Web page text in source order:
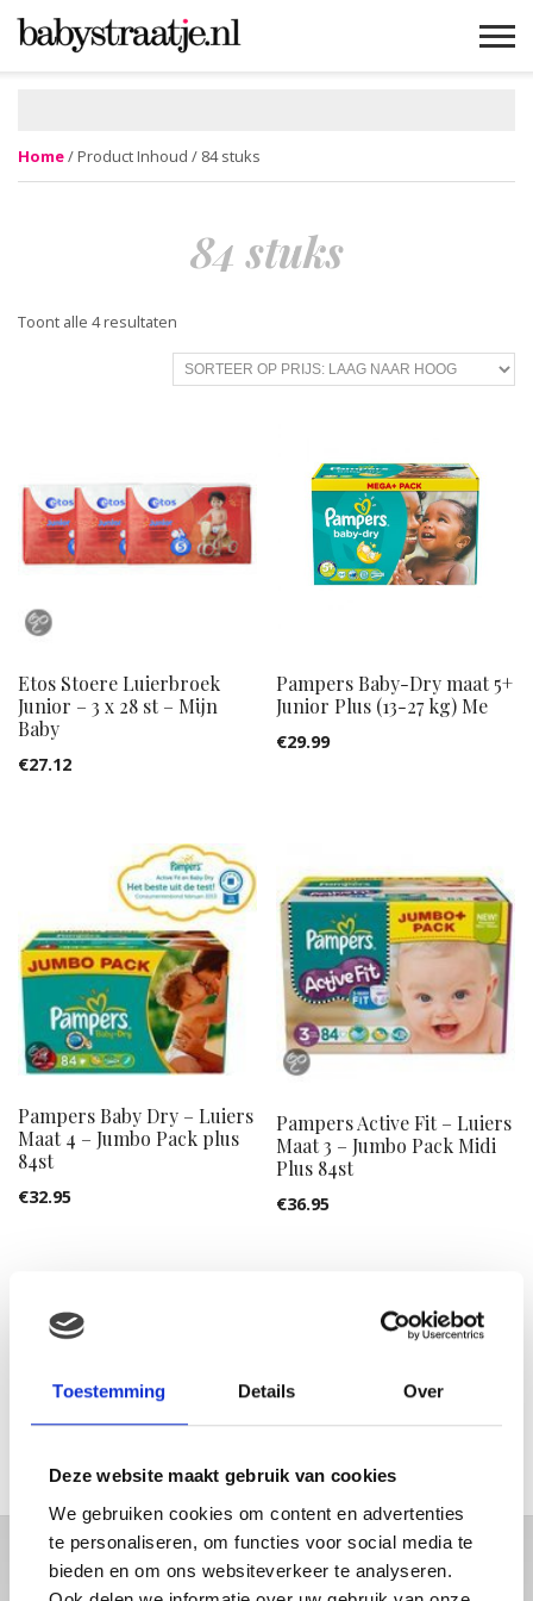
Toestemming Details Over
Deze website maakt gebruik van cookies
We gebruiken cookies om content en advertenties
te personaliseren, om functies voor social media te
bieden en om ons websiteverkeer te analyseren.
Home/ Product Inhoud / 84 stuks
84 stuks
Toont alle 4 resultaten
op
prijs:
Etos Stoere Luierbroek
Junior – 3 x 28 st – Mijn
Baby
€27.12
Pampers Baby-Dry maat 5+
Junior Plus (13-27 kg) Me
€29.99
Pampers Baby Dry – Luiers
Maat 4 – Jumbo Pack plus
84st
€32.95
Pampers Active Fit – Luiers
Maat 3 – Jumbo Pack Midi
Plus 84st
€36.95
Min.
Max.